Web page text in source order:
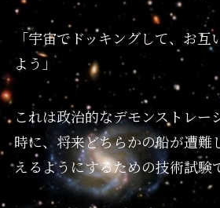
「宇宙でドッキングして、お互
よう」
これは政治的なデモンストレー
時に、将来どちらかの船が遭難
えるようにするための技術試験